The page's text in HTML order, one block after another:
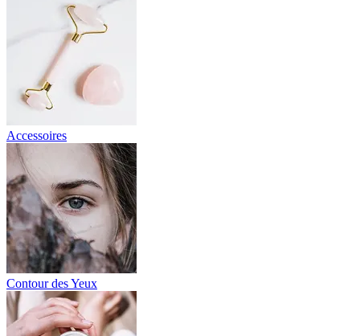
Accessoires
Contour des Yeux